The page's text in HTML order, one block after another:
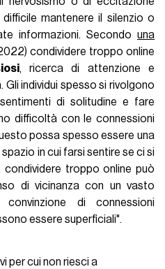
mantenere il silenzio o
informazioni. Secondo una
condividere troppo online
, ricerca di attenzione e
individui spesso si rivolgono
di solitudine e fare
difficoltà con le connessioni
possa spesso essere una
in cui farsi sentire se ci si
troppo online può
di vicinanza con un vasto
di connessioni
essere superficiali".
per cui non riesci a